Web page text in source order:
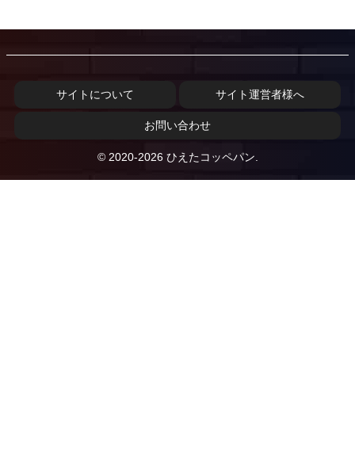
サイトについて サイト運営者様へ
お問い合わせ
© 2020-2026 ひえたコッペパン.